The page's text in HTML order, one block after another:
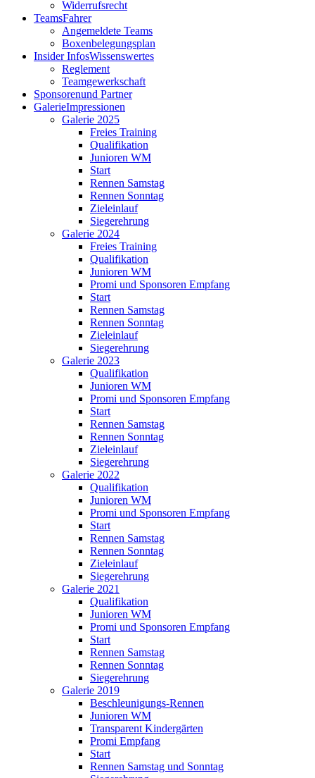
Widerrufsrecht
TeamsFahrer
Angemeldete Teams
Boxenbelegungsplan
Insider InfosWissenswertes
Reglement
Teamgewerkschaft
Sponsorenund Partner
GalerieImpressionen
Galerie 2025
Freies Training
Qualifikation
Junioren WM
Start
Rennen Samstag
Rennen Sonntag
Zieleinlauf
Siegerehrung
Galerie 2024
Freies Training
Qualifikation
Junioren WM
Promi und Sponsoren Empfang
Start
Rennen Samstag
Rennen Sonntag
Zieleinlauf
Siegerehrung
Galerie 2023
Qualifikation
Junioren WM
Promi und Sponsoren Empfang
Start
Rennen Samstag
Rennen Sonntag
Zieleinlauf
Siegerehrung
Galerie 2022
Qualifikation
Junioren WM
Promi und Sponsoren Empfang
Start
Rennen Samstag
Rennen Sonntag
Zieleinlauf
Siegerehrung
Galerie 2021
Qualifikation
Junioren WM
Promi und Sponsoren Empfang
Start
Rennen Samstag
Rennen Sonntag
Siegerehrung
Galerie 2019
Beschleunigungs-Rennen
Junioren WM
Transparent Kindergärten
Promi Empfang
Start
Rennen Samstag und Sonntag